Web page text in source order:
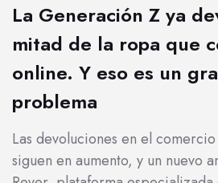
La Generación Z ya
mitad de la ropa que
online. Y eso es un
problema
Las devoluciones en el
siguen en aumento, y un nuevo